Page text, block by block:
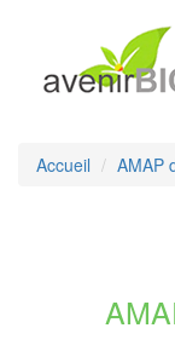
Accueil AMAP